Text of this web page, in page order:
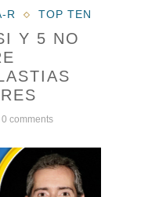
R
TOP TEN
Y 5 NO
0 comments